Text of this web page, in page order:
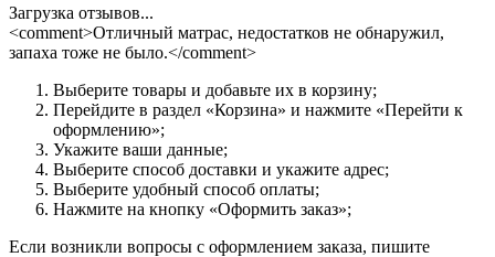
Загрузка отзывов...
<comment>Отличный матрас, недостатков не обнаружил,
запаха тоже не было.</comment>
Выберите товары и добавьте их в корзину;
Перейдите в раздел «Корзина» и нажмите «Перейти к
оформлению»;
Укажите ваши данные;
Выберите способ доставки и укажите адрес;
Выберите удобный способ оплаты;
Нажмите на кнопку «Оформить заказ»;
Если возникли вопросы с оформлением заказа, пишите